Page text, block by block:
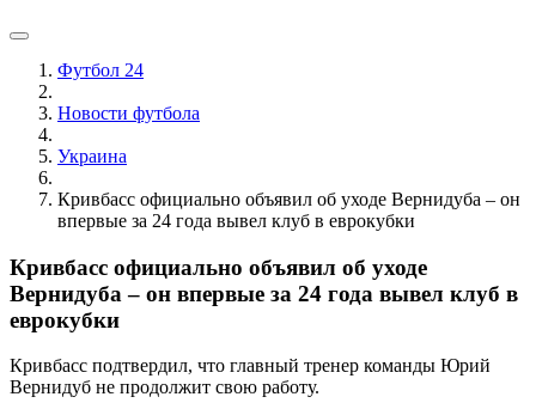
Футбол 24
Новости футбола
Украина
Кривбасс официально объявил об уходе Вернидуба – он
впервые за 24 года вывел клуб в еврокубки
Кривбасс официально объявил об уходе
Вернидуба – он впервые за 24 года вывел клуб в
еврокубки
Кривбасс подтвердил, что главный тренер команды Юрий
Вернидуб не продолжит свою работу.